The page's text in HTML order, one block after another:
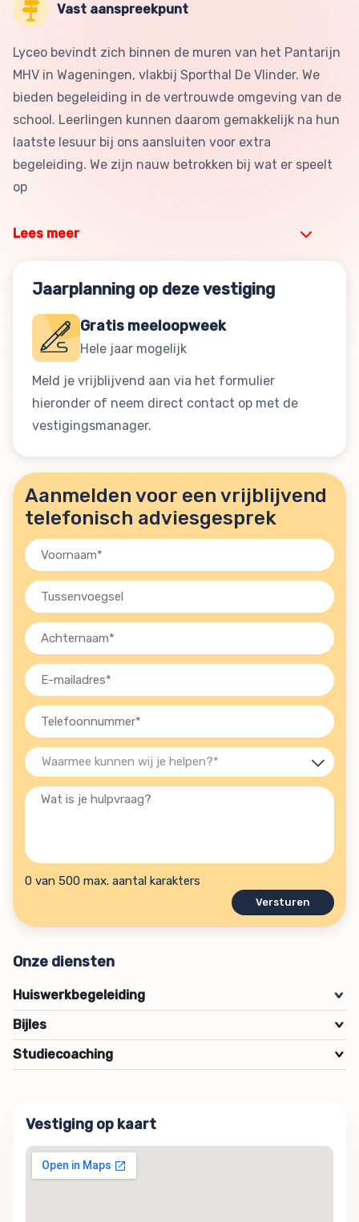
Vast aanspreekpunt
Lyceo bevindt zich binnen de muren van het Pantarijn
MHV in Wageningen, vlakbij Sporthal De Vlinder. We
bieden begeleiding in de vertrouwde omgeving van de
school. Leerlingen kunnen daarom gemakkelijk na hun
laatste lesuur bij ons aansluiten voor extra
begeleiding. We zijn nauw betrokken bij wat er speelt
op
Lees meer
Jaarplanning op deze vestiging
Gratis meeloopweek
Hele jaar mogelijk
Meld je vrijblijvend aan via het formulier
hieronder of neem direct contact op met de
vestigingsmanager.
Aanmelden voor een vrijblijvend
telefonisch adviesgesprek
Voornaam
(Vereist)
Tussenvoegsel
Achternaam
(Vereist)
E-
mailadres
(Vereist)
Telefoon
(Vereist)
Waarmee
kunnen
wij
(Vereist)
Wat
hulpvraag?
0 van 500 max. aantal karakters
Onze diensten
Huiswerkbegeleiding >
Bijles >
Studiecoaching >
Vestiging op kaart